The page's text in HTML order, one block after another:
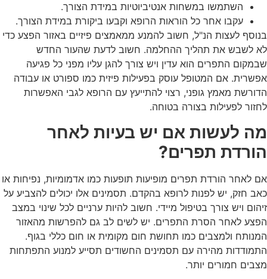
השתמשו במשחות אנטיביוטיות במידת הצורך.
עקבו אחר כל הוראות הרופא וקבעו ביקורת במידת הצורך.
בנוסף לעצות הנ"ל, חשוב להמנע ממאמצים פיזיים באזור הפצע כדי
לא לשבש את תהליך ההחלמה. חשוב לדעת שהעור החדש
שבמקום התפרים הוא עדין ויש צורך להגן עליו מפני כל פגיעה
אפשרית. אם המטופל עוסק בפעילות פיזית כמו ספורט או עבודה
הדורשת מאמץ גופני, רצוי להתייעץ עם הרופא לגבי האפשרות
לחזור לפעילות בצורה בטוחה.
מה לעשות אם יש בעיות לאחר
הורדת תפרים?
אם לאחר הורדת תפרים מופיעות תופעות כמו אדמומיות, נפיחות או
כאב חזק, יש לפנות לרופא בהקדם. תסמינים אלו יכולים להצביע על
זיהום ויש צורך בטיפול מיידי. חשוב להיות ערניים לכל שינוי במצב
הפצע לאחר הסרת התפרים. יש לשים לב גם להפרשות מהאזור
המנותח ולמצבים כמו תחושת חום מקומית או חום כללי בגוף.
התמודדות מהירה עם תסמינים החשודים תסייע למנוע התפתחות
מצבים חמורים יותר.